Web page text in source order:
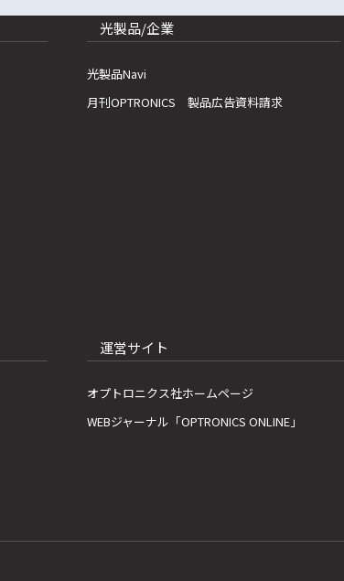
光製品/企業
光製品Navi
月刊OPTRONICS 製品広告資料請求
運営サイト
オプトロニクス社ホームページ
WEBジャーナル「OPTRONICS ONLINE」